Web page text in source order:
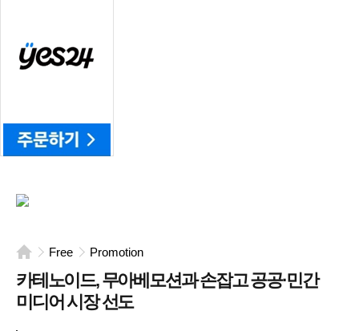
Free Promotion
카테노이드, 무아베모션과 손잡고 공공·민간
미디어 시장 선도